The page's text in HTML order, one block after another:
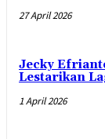
27 April 2026
Jecky
Lestarikan
1 April 2026